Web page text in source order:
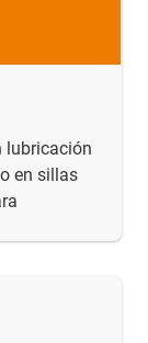
lubricación
en sillas